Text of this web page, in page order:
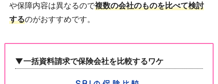
や保障内容は異なるので複数の会社のものを比べて検討
するのがおすすめです。
▼一括資料請求で保険会社を比較するワケ